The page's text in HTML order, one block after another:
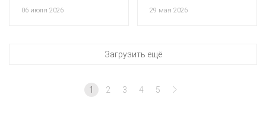
замена
06 июля 2026
регламент,
29 мая 2026
Загрузить ещё
1 2 3 4 5